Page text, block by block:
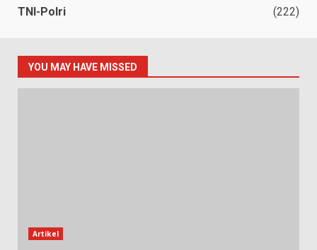
TNI-Polri (222)
YOU MAY HAVE MISSED
Artikel